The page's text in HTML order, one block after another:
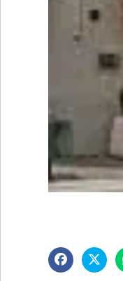
• RADIOS EN VIVO